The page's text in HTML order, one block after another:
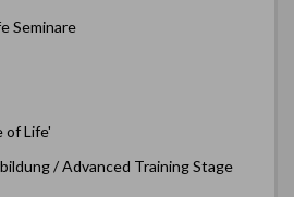
Seminare
of Life'
/ Advanced Training Stage